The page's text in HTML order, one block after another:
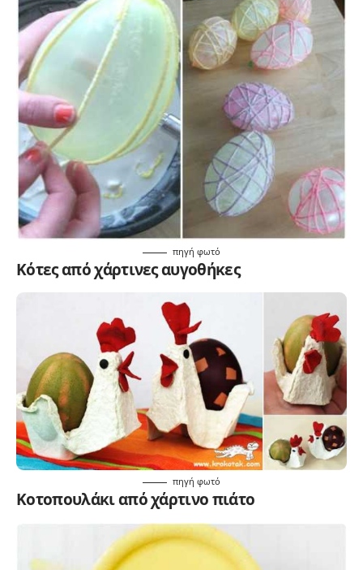
πηγή φωτό
Κότες από χάρτινες αυγοθήκες
πηγή φωτό
Κοτοπουλάκι από χάρτινο πιάτο